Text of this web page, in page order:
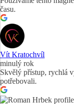
času.
Vít Kratochvíl
minulý rok
Skvělý přístup, rychlá
potřebovali.